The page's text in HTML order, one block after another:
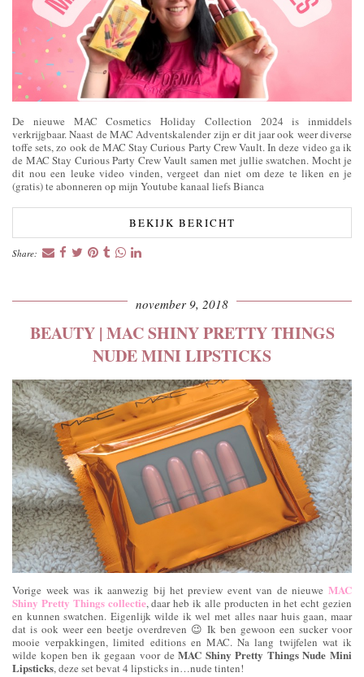
De nieuwe MAC Cosmetics Holiday Collection 2024 is inmiddels
verkrijgbaar. Naast de MAC Adventskalender zijn er dit jaar ook weer diverse
toffe sets, zo ook de MAC Stay Curious Party Crew Vault. In deze video ga ik
de MAC Stay Curious Party Crew Vault samen met jullie swatchen. Mocht je
dit nou een leuke video vinden, vergeet dan niet om deze te liken en je
(gratis) te abonneren op mijn Youtube kanaal liefs Bianca
BEKIJK BERICHT
Share:
november 9, 2018
BEAUTY | MAC SHINY PRETTY THINGS
NUDE MINI LIPSTICKS
Vorige week was ik aanwezig bij het preview event van de nieuwe MAC
Shiny Pretty Things collectie, daar heb ik alle producten in het echt gezien
en kunnen swatchen. Eigenlijk wilde ik wel met alles naar huis gaan, maar
dat is ook weer een beetje overdreven 😉 Ik ben gewoon een sucker voor
mooie verpakkingen, limited editions en MAC. Na lang twijfelen wat ik
wilde kopen ben ik gegaan voor deMAC Shiny Pretty Things Nude Mini
Lipsticks, deze set bevat 4 lipsticks in…nude tinten!